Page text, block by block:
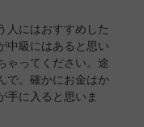
人にはおすすめした
中級にはあると思い
ゃってください。途
で。確かにお金はか
手に入ると思いま